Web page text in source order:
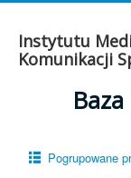
Instytutu
Komunikacji
Pogrupowane